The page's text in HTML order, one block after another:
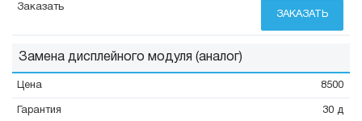
ЗАКАЗАТЬ
Замена дисплейного модуля (аналог)
8500
30 д